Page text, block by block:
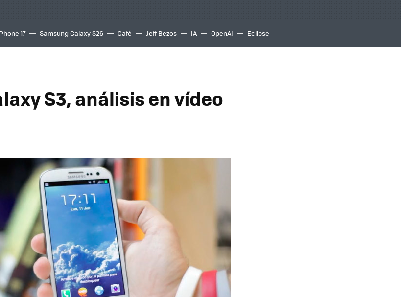
17 Samsung Galaxy S26 Café Jeff Bezos IA OpenAI Eclipse
S3, análisis en vídeo